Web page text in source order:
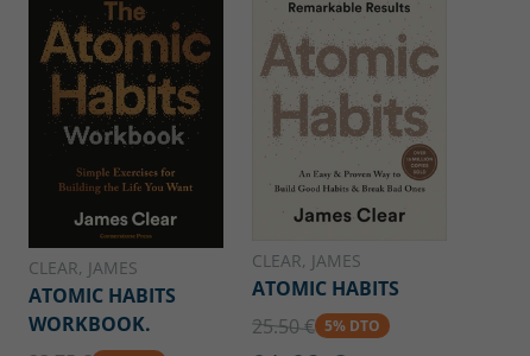
CLEAR, JAMES
ATOMIC HABITS
WORKBOOK.
CLEAR, JAMES
ATOMIC HABITS
25.50 € 5% DTO